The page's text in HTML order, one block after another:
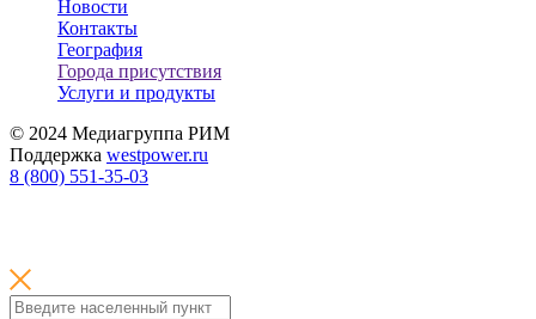
Новости
Контакты
География
Города присутствия
Услуги и продукты
© 2024 Медиагруппа РИМ
Поддержка westpower.ru
8 (800) 551-35-03